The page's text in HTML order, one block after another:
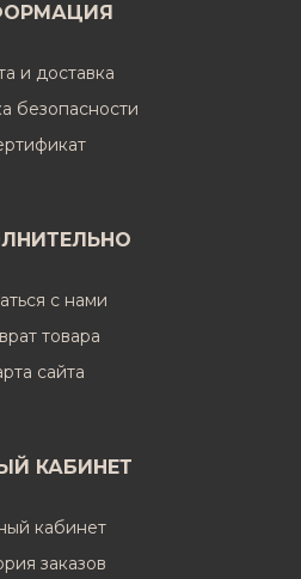
и доставка
безопасности
с нами
товара
сайта
КАБИНЕТ
кабинет
заказов